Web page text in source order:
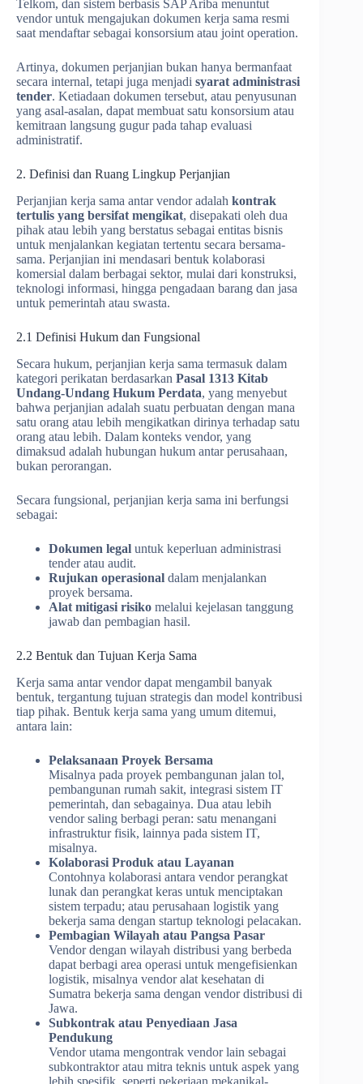
Telkom, dan sistem berbasis SAP Ariba menuntut
vendor untuk mengajukan dokumen kerja sama resmi
saat mendaftar sebagai konsorsium atau joint operation.
Artinya, dokumen perjanjian bukan hanya bermanfaat
secara internal, tetapi juga menjadi syarat administrasi
tender. Ketiadaan dokumen tersebut, atau penyusunan
yang asal-asalan, dapat membuat satu konsorsium atau
kemitraan langsung gugur pada tahap evaluasi
administratif.
2. Definisi dan Ruang Lingkup Perjanjian
Perjanjian kerja sama antar vendor adalah kontrak
tertulis yang bersifat mengikat, disepakati oleh dua
pihak atau lebih yang berstatus sebagai entitas bisnis
untuk menjalankan kegiatan tertentu secara bersama-
sama. Perjanjian ini mendasari bentuk kolaborasi
komersial dalam berbagai sektor, mulai dari konstruksi,
teknologi informasi, hingga pengadaan barang dan jasa
untuk pemerintah atau swasta.
2.1 Definisi Hukum dan Fungsional
Secara hukum, perjanjian kerja sama termasuk dalam
kategori perikatan berdasarkan Pasal 1313 Kitab
Undang-Undang Hukum Perdata, yang menyebut
bahwa perjanjian adalah suatu perbuatan dengan mana
satu orang atau lebih mengikatkan dirinya terhadap satu
orang atau lebih. Dalam konteks vendor, yang
dimaksud adalah hubungan hukum antar perusahaan,
bukan perorangan.
Secara fungsional, perjanjian kerja sama ini berfungsi
sebagai:
Dokumen legal untuk keperluan administrasi
tender atau audit.
Rujukan operasional dalam menjalankan
proyek bersama.
Alat mitigasi risiko melalui kejelasan tanggung
jawab dan pembagian hasil.
2.2 Bentuk dan Tujuan Kerja Sama
Kerja sama antar vendor dapat mengambil banyak
bentuk, tergantung tujuan strategis dan model kontribusi
tiap pihak. Bentuk kerja sama yang umum ditemui,
antara lain:
Pelaksanaan Proyek Bersama
Misalnya pada proyek pembangunan jalan tol,
pembangunan rumah sakit, integrasi sistem IT
pemerintah, dan sebagainya. Dua atau lebih
vendor saling berbagi peran: satu menangani
infrastruktur fisik, lainnya pada sistem IT,
misalnya.
Kolaborasi Produk atau Layanan
Contohnya kolaborasi antara vendor perangkat
lunak dan perangkat keras untuk menciptakan
sistem terpadu; atau perusahaan logistik yang
bekerja sama dengan startup teknologi pelacakan.
Pembagian Wilayah atau Pangsa Pasar
Vendor dengan wilayah distribusi yang berbeda
dapat berbagi area operasi untuk mengefisienkan
logistik, misalnya vendor alat kesehatan di
Sumatra bekerja sama dengan vendor distribusi di
Jawa.
Subkontrak atau Penyediaan Jasa
Pendukung
Vendor utama mengontrak vendor lain sebagai
subkontraktor atau mitra teknis untuk aspek yang
lebih spesifik, seperti pekerjaan mekanikal-